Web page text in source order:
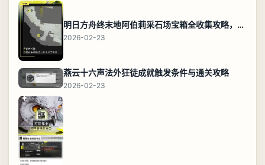
明日方舟终末地阿伯莉采石场宝箱全收集攻略，全点位分布图与路线
2026-02-23
燕云十六声法外狂徒成就触发条件与通关攻略
2026-02-23